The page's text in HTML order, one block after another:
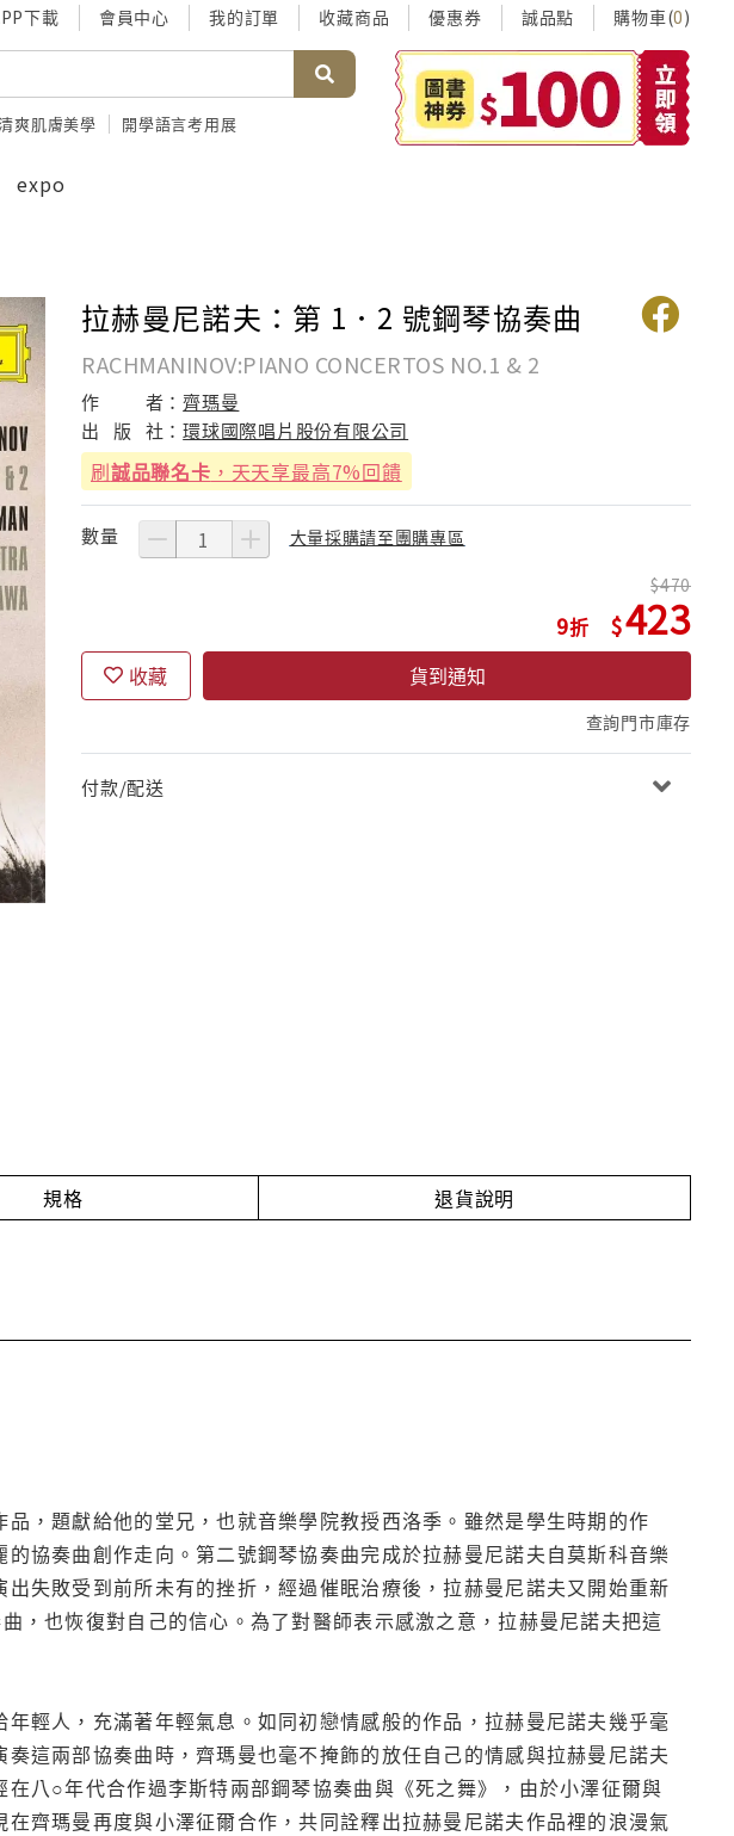
下載 會員中心 我的訂單 收藏商品 優惠券 誠品點 購物車(0)
爽肌膚美學 開學語言考用展
expo
拉赫曼尼諾夫：第 1．2 號鋼琴協奏曲
RACHMANINOV:PIANO CONCERTOS NO.1 & 2
作 者：齊瑪曼
出
版 社：環球國際唱片股份有限公司
刷誠品聯名卡 ，天天享最高7%回饋
數量 大量採購請至團購專區
9
470
423
收藏 貨到通知
查詢門市庫存
付款/配送
規格 退貨說明
，題獻給他的堂兄，也就音樂學院教授西洛季。雖然是學生時期的作
協奏曲創作走向。第二號鋼琴協奏曲完成於拉赫曼尼諾夫自莫斯科音樂
失敗受到前所未有的挫折，經過催眠治療後，拉赫曼尼諾夫又開始重新
，也恢復對自己的信心。為了對醫師表示感激之意，拉赫曼尼諾夫把這
輕人，充滿著年輕氣息。如同初戀情感般的作品，拉赫曼尼諾夫幾乎毫
這兩部協奏曲時，齊瑪曼也毫不掩飾的放任自己的情感與拉赫曼尼諾夫
八○年代合作過李斯特兩部鋼琴協奏曲與《死之舞》，由於小澤征爾與
齊瑪曼再度與小澤征爾合作，共同詮釋出拉赫曼尼諾夫作品裡的浪漫氣